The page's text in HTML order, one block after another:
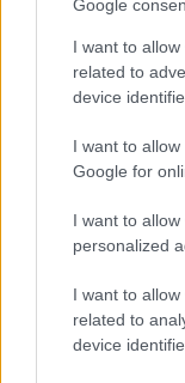
Google
I want to
related to
device
I want to
Google for
I want to
personalized
I want to
related to
device
Videre til
Etter to helger i
Norge. Grand
20. mars er
– Etter en
løperne seg klar
renn med 500